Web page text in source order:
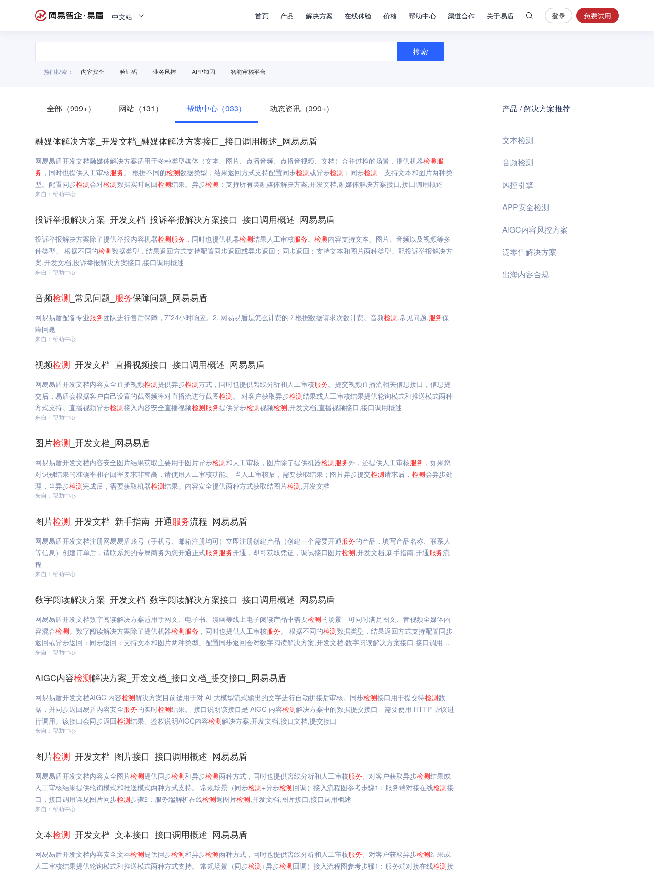
中文站 首页 产品 解决方案 在线体验 价格 帮助中心 渠道合作 关于易盾
安
全
控
登录 免费试用
搜索
热门搜索： 内容安全 验证码 业务风控 APP加固 智能审核平台
全部（999+） 网站（131） 帮助中心（933） 动态资讯（999+）
融媒体解决方案_开发文档_融媒体解决方案接口_接口调用概述_网易易盾
网易易盾开发文档融媒体解决方案适用于多种类型媒体（文本、图片、点播音频、点播音视频、文档）合并过检的场景，提供机器检测服
务 ，同时也提供人工审核服务。 根据不同的检测数据类型，结果返回方式支持配置同步检测或异步检测 ：同步检测 ：支持文本和图片两种类
型。配置同步检测会对检测数据实时返回检测结果。异步检测 ：支持所有类融媒体解决方案,开发文档,融媒体解决方案接口,接口调用概述
来自：帮助中心
投诉举报解决方案_开发文档_投诉举报解决方案接口_接口调用概述_网易易盾
投诉举报解决方案除了提供举报内容机器检测服务 ，同时也提供机器检测结果人工审核服务。 检测内容支持文本、图片、音频以及视频等多
种类型。 根据不同的检测数据类型，结果返回方式支持配置同步返回或异步返回：同步返回：支持文本和图片两种类型。配投诉举报解决方
案,开发文档,投诉举报解决方案接口,接口调用概述
来自：帮助中心
音频检测 _常见问题_ 服务保障问题_网易易盾
网易易盾配备专业服务团队进行售后保障，7*24小时响应。2. 网易易盾是怎么计费的？根据数据请求次数计费。音频检测,常见问题,服务保
障问题
来自：帮助中心
视频检测 _开发文档_直播视频接口_接口调用概述_网易易盾
网易易盾开发文档内容安全直播视频检测提供异步检测方式，同时也提供离线分析和人工审核服务。提交视频直播流相关信息接口，信息提
交后，易盾会根据客户自己设置的截图频率对直播流进行截图检测。 对客户获取异步检测结果或人工审核结果提供轮询模式和推送模式两种
方式支持。直播视频异步检测接入内容安全直播视频检测服务提供异步检测视频检测,开发文档,直播视频接口,接口调用概述
来自：帮助中心
图片检测 _开发文档_网易易盾
网易易盾开发文档内容安全图片结果获取主要用于图片异步检测和人工审核，图片除了提供机器检测服务外，还提供人工审核服务 ，如果您
对识别结果的准确率和召回率要求非常高，请使用人工审核功能。 当人工审核后，需要获取结果；图片异步提交检测请求后， 检测会异步处
理，当异步检测完成后，需要获取机器检测结果。内容安全提供两种方式获取结图片检测,开发文档
来自：帮助中心
图片检测 _开发文档_新手指南_开通服务流程_网易易盾
网易易盾开发文档注册网易易盾账号（手机号、邮箱注册均可）立即注册创建产品（创建一个需要开通服务的产品，填写产品名称、联系人
等信息）创建订单后，请联系您的专属商务为您开通正式服务服务开通，即可获取凭证，调试接口图片检测,开发文档,新手指南,开通服务流
程
来自：帮助中心
数字阅读解决方案_开发文档_数字阅读解决方案接口_接口调用概述_网易易盾
网易易盾开发文档数字阅读解决方案适用于网文、电子书、漫画等线上电子阅读产品中需要检测的场景，可同时满足图文、音视频全媒体内
容混合检测。数字阅读解决方案除了提供机器检测服务 ，同时也提供人工审核服务。 根据不同的检测数据类型，结果返回方式支持配置同步
返回或异步返回：同步返回：支持文本和图片两种类型。配置同步返回会对数字阅读解决方案,开发文档,数字阅读解决方案接口,接口调用概
述
来自：帮助中心
AIGC内容检测解决方案_开发文档_接口文档_提交接口_网易易盾
网易易盾开发文档AIGC 内容检测解决方案目前适用于对 AI 大模型流式输出的文字进行自动拼接后审核。同步检测接口用于提交待检测数
据，并同步返回易盾内容安全服务的实时检测结果。 接口说明该接口是 AIGC 内容检测解决方案中的数据提交接口，需要使用 HTTP 协议进
行调用。该接口会同步返回检测结果。鉴权说明AIGC内容检测解决方案,开发文档,接口文档,提交接口
来自：帮助中心
图片检测 _开发文档_图片接口_接口调用概述_网易易盾
网易易盾开发文档内容安全图片检测提供同步检测和异步检测两种方式，同时也提供离线分析和人工审核服务。对客户获取异步检测结果或
人工审核结果提供轮询模式和推送模式两种方式支持。 常规场景（同步检测+异步检测回调）接入流程图参考步骤1：服务端对接在线检测接
口，接口调用详见图片同步检测步骤2：服务端解析在线检测返图片检测,开发文档,图片接口,接口调用概述
来自：帮助中心
文本检测 _开发文档_文本接口_接口调用概述_网易易盾
网易易盾开发文档内容安全文本检测提供同步检测和异步检测两种方式，同时也提供离线分析和人工审核服务。对客户获取异步检测结果或
人工审核结果提供轮询模式和推送模式两种方式支持。 常规场景（同步检测+异步检测回调）接入流程图参考步骤1：服务端对接在线检测接
产品 / 解决方案推荐
文本检测
音频检测
风控引擎
APP安全检测
AIGC内容风控方案
泛零售解决方案
出海内容合规